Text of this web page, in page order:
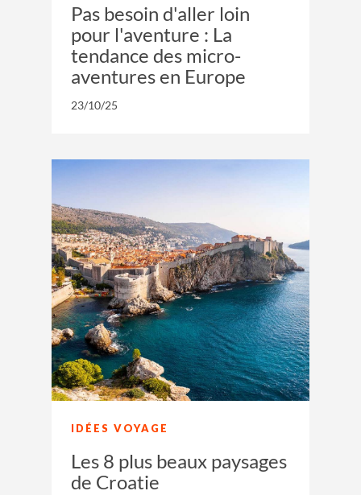
Pas besoin d'aller loin
pour l'aventure : La
tendance des micro-
aventures en Europe
23/10/25
IDÉES VOYAGE
Les 8 plus beaux paysages
de Croatie